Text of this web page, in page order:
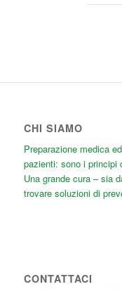
CHI SIAMO
Preparazione medica
pazienti: sono i principi
Una grande cura – sia
trovare soluzioni di
CONTATTACI